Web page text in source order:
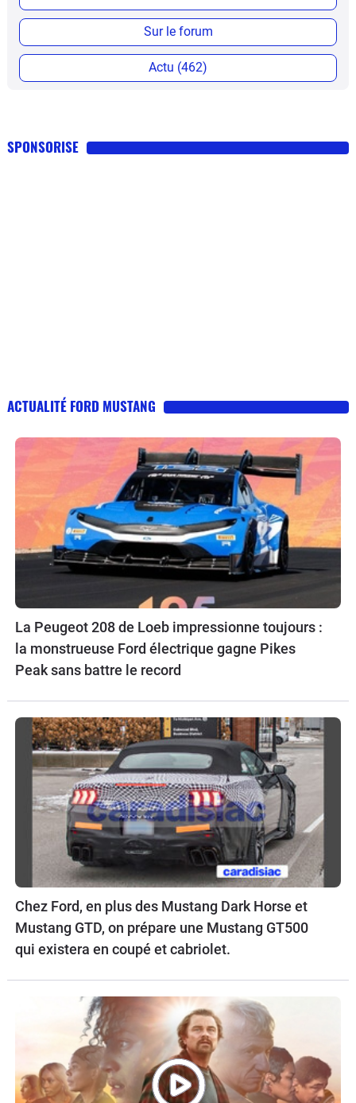
Sur le forum
Actu (462)
SPONSORISE
ACTUALITÉ FORD MUSTANG
La Peugeot 208 de Loeb impressionne toujours :
la monstrueuse Ford électrique gagne Pikes
Peak sans battre le record
Chez Ford, en plus des Mustang Dark Horse et
Mustang GTD, on prépare une Mustang GT500
qui existera en coupé et cabriolet.